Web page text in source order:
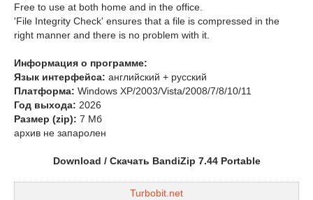
Free to use at both home and in the office.
'File Integrity Check' ensures that a file is compressed in the
right manner and there is no problem with it.
Информация о программе:
Язык интерфейса: английский + русский
Платформа: Windows XP/2003/Vista/2008/7/8/10/11
Год выхода: 2026
Размер (zip): 7 Мб
архив не запаролен
Download / Скачать BandiZip 7.44 Portable
Turbobit.net